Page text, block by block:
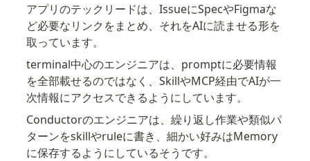
アプリのテックリードは、IssueにSpecやFigmaな
ど必要なリンクをまとめ、それをAIに読ませる形を
取っています。
terminal中心のエンジニアは、promptに必要情報
を全部載せるのではなく、SkillやMCP経由でAIが一
次情報にアクセスできるようにしています。
Conductorのエンジニアは、繰り返し作業や類似パ
ターンをskillやruleに書き、細かい好みはMemory
に保存するようにしているそうです。